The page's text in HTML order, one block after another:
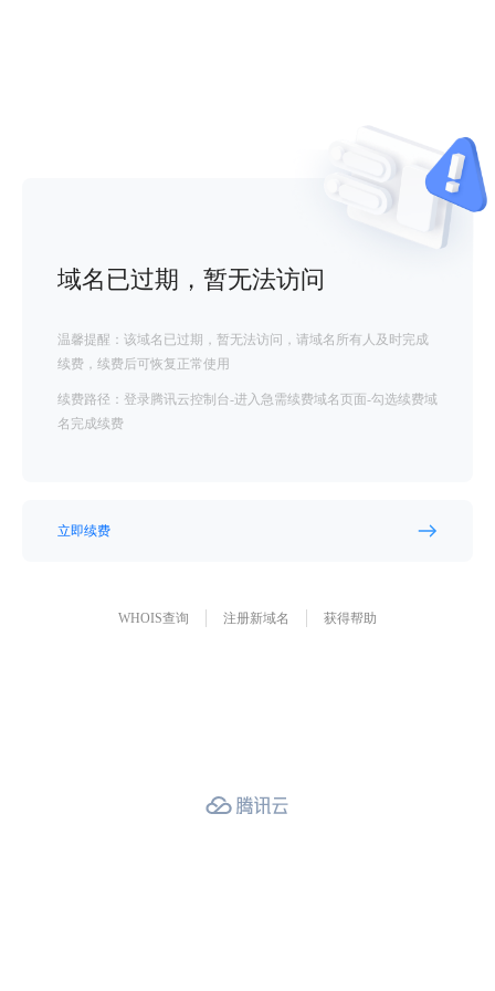
域名已过期，暂无法访问
温馨提醒：该域名已过期，暂无法访问，请域名所有人及时完成
续费，续费后可恢复正常使用
续费路径：登录腾讯云控制台-进入急需续费域名页面-勾选续费域
名完成续费
立即续费
WHOIS查询 注册新域名 获得帮助